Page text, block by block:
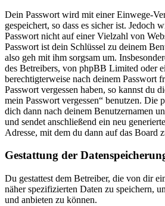
Dein Passwort wird mit einer Einwege-
gespeichert, so dass es sicher ist. Jedoch
Passwort nicht auf einer Vielzahl von
Passwort ist dein Schlüssel zu deinem
also geh mit ihm sorgsam um.
des Betreibers, von phpBB Limited oder
berechtigterweise nach deinem Passwort
Passwort vergessen haben, so kannst du
mein Passwort vergessen“ benutzen. Die
dich dann nach deinem Benutzernamen
und sendet anschließend ein neu
Adresse, mit dem du dann auf das Board
Gestattung der
Du gestattest dem Betreiber, die von dir
näher spezifizierten Daten zu speichern,
und anbieten zu können.